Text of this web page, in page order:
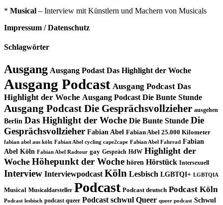
* Musical – Interview mit Künstlern und Machern von Musicals
Impressum / Datenschutz
Schlagwörter
Ausgang Ausgang Podast Das Highlight der Woche
Ausgang Podcast Ausgang Podcast Das
Highlight der Woche Ausgang Podcast Die Bunte Stunde
Ausgang Podcast Die Gesprächsvollzieher ausgehen
Berlin Das Highlight der Woche Die Bunte Stunde Die
Gesprächsvollzieher Fabian Abel Fabian Abel 25.000 Kilometer
fabian abel aus köln Fabian Abel cycling cape2cape Fabian Abel Fahrrad Fabian
Abel Köln Fabian Abel Radtour gay Gespräch HdW Highlight der
Woche Höhepunkt der Woche hören Hörstück Intersexuell
Interview Interviewpodcast Köln Lesbisch LGBTQI+ LGBTQIA
Musical Musicaldarsteller Podcast Podcast deutsch Podcast Köln
Podcast lesbisch podcast queer Podcast schwul Queer queer podcast Schwul